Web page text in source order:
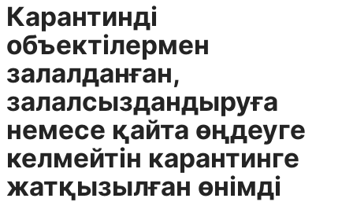
Карантинді
объектілермен
залалданған,
залалсыздандыруға
немесе қайта өңдеуге
келмейтін карантинге
жатқызылған өнімді